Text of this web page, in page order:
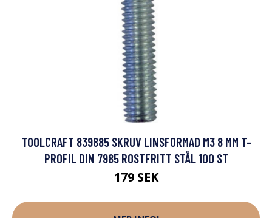
TOOLCRAFT 839885 SKRUV LINSFORMAD M3 8 MM T-
PROFIL DIN 7985 ROSTFRITT STÅL 100 ST
179 SEK